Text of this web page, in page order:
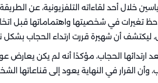
خلال أحد لقاءاته التلفزيونية، عن الطريقة
تغيرات في شخصيتها واهتماماتها قبل
ليكتشف أن شهيرة قررت ارتداء الحجاب بشكل
ارتدائها الحجاب، مؤكدًا أنه لم يكن يعارض
القرار في النهاية يعود إلى قناعاتها